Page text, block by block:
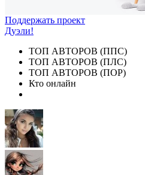
Поддержать проект
Дуэли!
ТОП АВТОРОВ (ППС)
ТОП АВТОРОВ (ПЛС)
ТОП АВТОРОВ (ПОР)
Кто онлайн